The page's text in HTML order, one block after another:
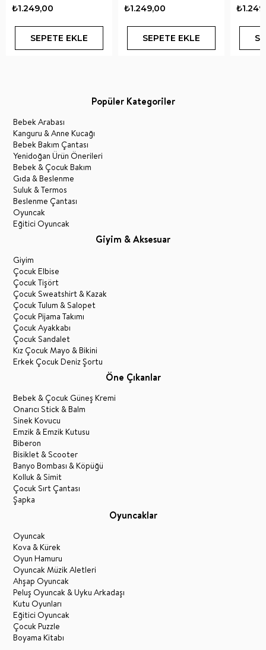
₺1.249,00
SEPETE EKLE
₺1.249,00
SEPETE EKLE
Popüler Kategoriler
Bebek Arabası
Kanguru & Anne Kucağı
Bebek Bakım Çantası
Yenidoğan Ürün Önerileri
Bebek & Çocuk Bakım
Gıda & Beslenme
Suluk & Termos
Beslenme Çantası
Oyuncak
Eğitici Oyuncak
Giyim & Aksesuar
Giyim
Çocuk Elbise
Çocuk Tişört
Çocuk Sweatshirt & Kazak
Çocuk Tulum & Salopet
Çocuk Pijama Takımı
Çocuk Ayakkabı
Çocuk Sandalet
Kız Çocuk Mayo & Bikini
Erkek Çocuk Deniz Şortu
Öne Çıkanlar
Bebek & Çocuk Güneş Kremi
Onarıcı Stick & Balm
Sinek Kovucu
Emzik & Emzik Kutusu
Biberon
Bisiklet & Scooter
Banyo Bombası & Köpüğü
Kolluk & Simit
Çocuk Sırt Çantası
Şapka
Oyuncaklar
Oyuncak
Kova & Kürek
Oyun Hamuru
Oyuncak Müzik Aletleri
Ahşap Oyuncak
Peluş Oyuncak & Uyku Arkadaşı
Kutu Oyunları
Eğitici Oyuncak
Çocuk Puzzle
Boyama Kitabı